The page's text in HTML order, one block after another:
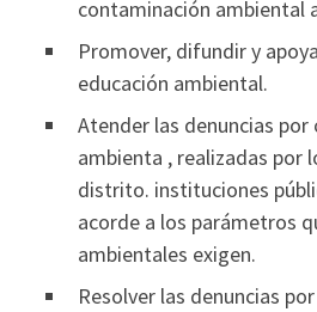
contaminación ambiental
Promover, difundir y
educación ambiental.
Atender las denuncias
ambienta , realizadas por
distrito. instituciones
acorde a los parámetros
ambientales exigen.
Resolver las denuncias